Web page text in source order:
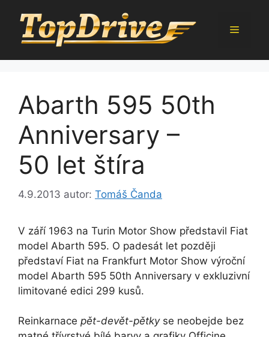
obsah
Menu
Abarth 595 50th
Anniversary –
50 let štíra
4.9.2013 autor: Tomáš Čanda
V září 1963 na Turin Motor Show představil Fiat
model Abarth 595. O padesát let později
představí Fiat na Frankfurt Motor Show výroční
model Abarth 595 50th Anniversary v exkluzivní
limitované edici 299 kusů.
Reinkarnace pět-devět-pětkyse neobejde bez